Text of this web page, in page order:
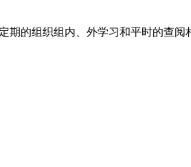
的组织组内、外学习和平时的查